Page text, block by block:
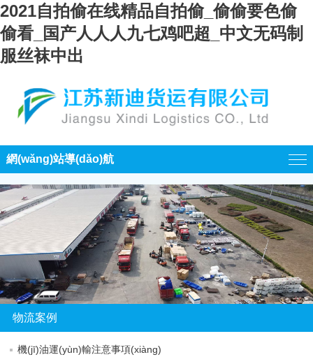
2021自拍偷在线精品自拍偷_偷偷要色偷
偷看_国产人人人九七鸡吧超_中文无码制
服丝袜中出
網(wǎng)站導(dǎo)航
物流案例
機(jī)油運(yùn)輸注意事項(xiàng)